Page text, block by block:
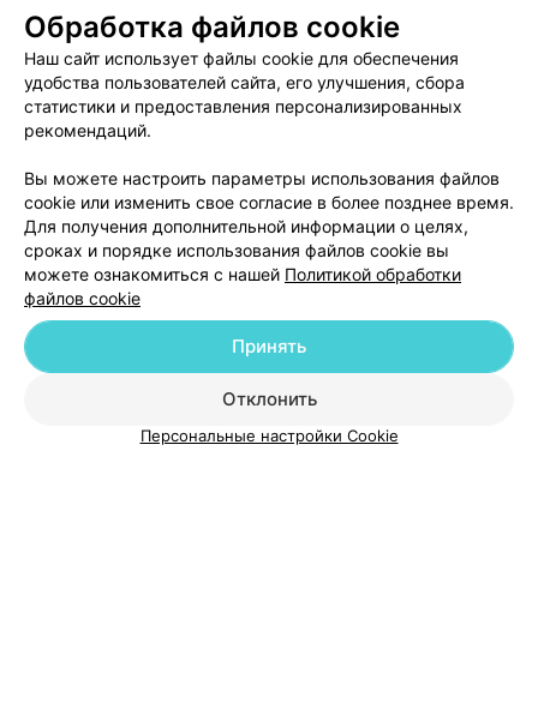
Добавить компанию
Добавить специалиста
Новости проекта
Размещение рекламы
Медицинский маркетинг
Публичный договор
Обработка файлов cookie
Наш сайт использует файлы cookie для обеспечения
удобства пользователей сайта, его улучшения, сбора
статистики и предоставления персонализированных
рекомендаций.
Вы можете настроить параметры использования файлов
cookie или изменить свое согласие в более позднее время.
Для получения дополнительной информации о целях,
сроках и порядке использования файлов cookie вы
можете ознакомиться с нашей Политикой обработки
файлов cookie
Отклонить
Принять
Персональные настройки Cookie